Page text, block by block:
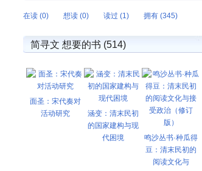
在读 (0) 想读 (0) 读过 (1) 拥有 (345)
简寻文 想要的书 (514)
面圣：宋代奏对
活动研究
涵变：清末民初
的国家建构与现
代困境
鸣沙丛书·种瓜得
豆：清末民初的
阅读文化与